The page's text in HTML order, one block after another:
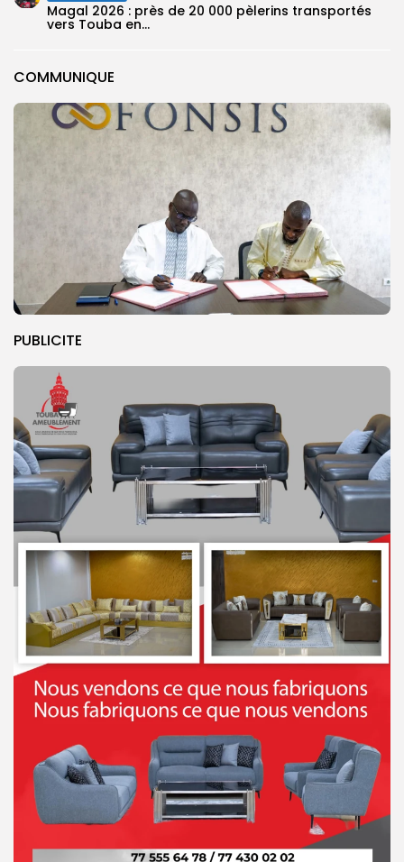
COMMUNIQUE
PUBLICITE
Magal 2026 : près de 20 000 pèlerins transportés
vers Touba en...